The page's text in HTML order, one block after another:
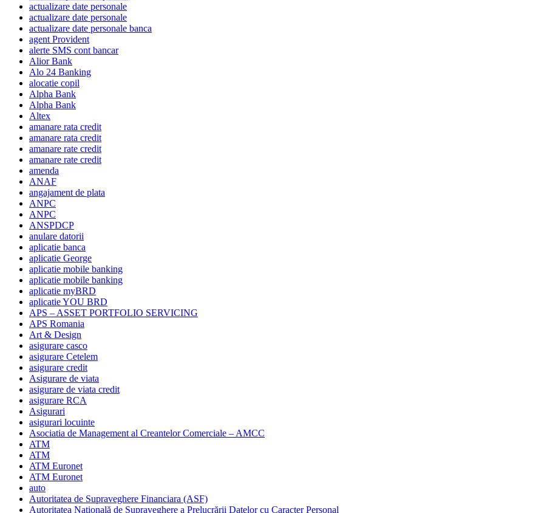
actualizare date personale
actualizare date personale
actualizare date personale banca
agent Provident
alerte SMS cont bancar
Alior Bank
Alo 24 Banking
alocatie copil
Alpha Bank
Alpha Bank
Altex
amanare rata credit
amanare rata credit
amanare rate credit
amanare rate credit
amenda
ANAF
angajament de plata
ANPC
ANPC
ANSPDCP
anulare datorii
aplicatie banca
aplicatie George
aplicatie mobile banking
aplicatie mobile banking
aplicatie myBRD
aplicatie YOU BRD
APS – ASSET PORTFOLIO SERVICING
APS Romania
Art & Design
asigurare casco
asigurare Cetelem
asigurare credit
Asigurare de viata
asigurare de viata credit
asigurare RCA
Asigurari
asigurari locuinte
Asociatia de Management al Creantelor Comerciale – AMCC
ATM
ATM
ATM Euronet
ATM Euronet
auto
Autoritatea de Supraveghere Financiara (ASF)
Autoritatea Naţională de Supraveghere a Prelucrării Datelor cu Caracter Personal